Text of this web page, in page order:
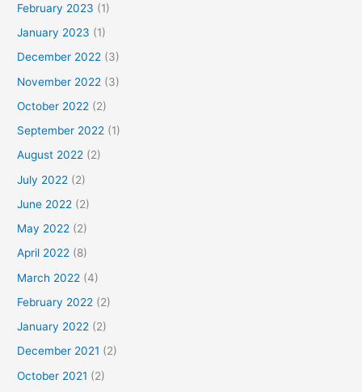
February 2023 (1)
January 2023 (1)
December 2022 (3)
November 2022 (3)
October 2022 (2)
September 2022 (1)
August 2022 (2)
July 2022 (2)
June 2022 (2)
May 2022 (2)
April 2022 (8)
March 2022 (4)
February 2022 (2)
January 2022 (2)
December 2021 (2)
October 2021 (2)